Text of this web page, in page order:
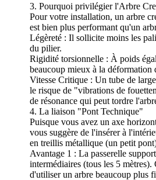
3. Pourquoi privilégier l'Arbre
Pour votre installation, un arbre
est bien plus performant qu'un
Légèreté : Il sollicite moins les
du pilier.
Rigidité torsionnelle : À poids
beaucoup mieux à la déformation
Vitesse Critique : Un tube de
le risque de "vibrations de
de résonance qui peut tordre
4. La liaison "Pont Technique"
Puisque vous avez un axe
vous suggère de l'insérer à
en treillis métallique (un petit
Avantage 1 : La passerelle
intermédiaires (tous les 5 mètres).
d'utiliser un arbre beaucoup plus